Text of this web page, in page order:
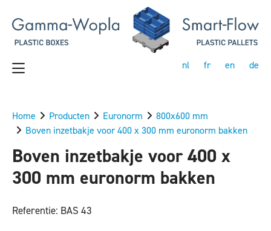
nl fr en de
Home Producten Euronorm
800x600 mm
Boven inzetbakje voor 400 x 300 mm euronorm bakken
Boven inzetbakje voor 400 x
300 mm euronorm bakken
Referentie: BAS 43